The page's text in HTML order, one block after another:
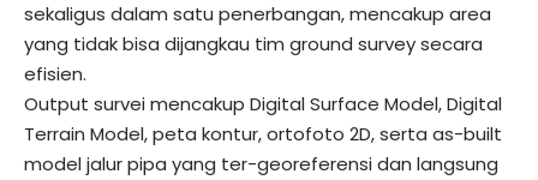
sekaligus dalam satu penerbangan, mencakup area
yang tidak bisa dijangkau tim ground survey secara
efisien.
Output survei mencakup Digital Surface Model, Digital
Terrain Model, peta kontur, ortofoto 2D, serta as-built
model jalur pipa yang ter-georeferensi dan langsung